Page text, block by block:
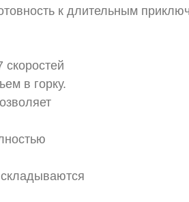
к длительным
в горку.